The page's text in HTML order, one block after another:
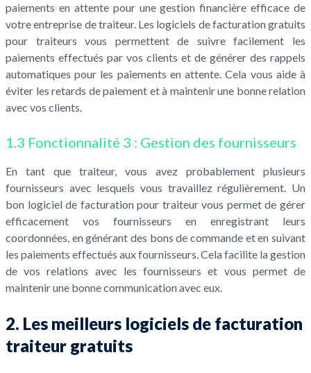
paiements en attente pour une gestion financière efficace de
votre entreprise de traiteur. Les logiciels de facturation gratuits
pour traiteurs vous permettent de suivre facilement les
paiements effectués par vos clients et de générer des rappels
automatiques pour les paiements en attente. Cela vous aide à
éviter les retards de paiement et à maintenir une bonne relation
avec vos clients.
1.3 Fonctionnalité 3 : Gestion des fournisseurs
En tant que traiteur, vous avez probablement plusieurs
fournisseurs avec lesquels vous travaillez régulièrement. Un
bon logiciel de facturation pour traiteur vous permet de gérer
efficacement vos fournisseurs en enregistrant leurs
coordonnées, en générant des bons de commande et en suivant
les paiements effectués aux fournisseurs. Cela facilite la gestion
de vos relations avec les fournisseurs et vous permet de
maintenir une bonne communication avec eux.
2. Les meilleurs logiciels de facturation
traiteur gratuits